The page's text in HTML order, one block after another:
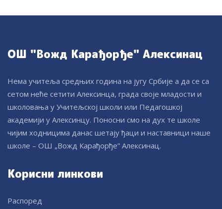
ОШ "Вожд Карађорђе" Алексинац
Нема учитеља средњих година на југу Србије а да се са
сетом неће сетити Алексинца, града своје младости и
школовања у Учитељској школи или Педагошкој
академији у Алексинцу. Поносни смо на дух те школе
чијим ходницима данас шетају ђаци и наставници наше
школе – ОШ „Вожд Карађорђе” Алексинац.
Корисни линкови
Распоред